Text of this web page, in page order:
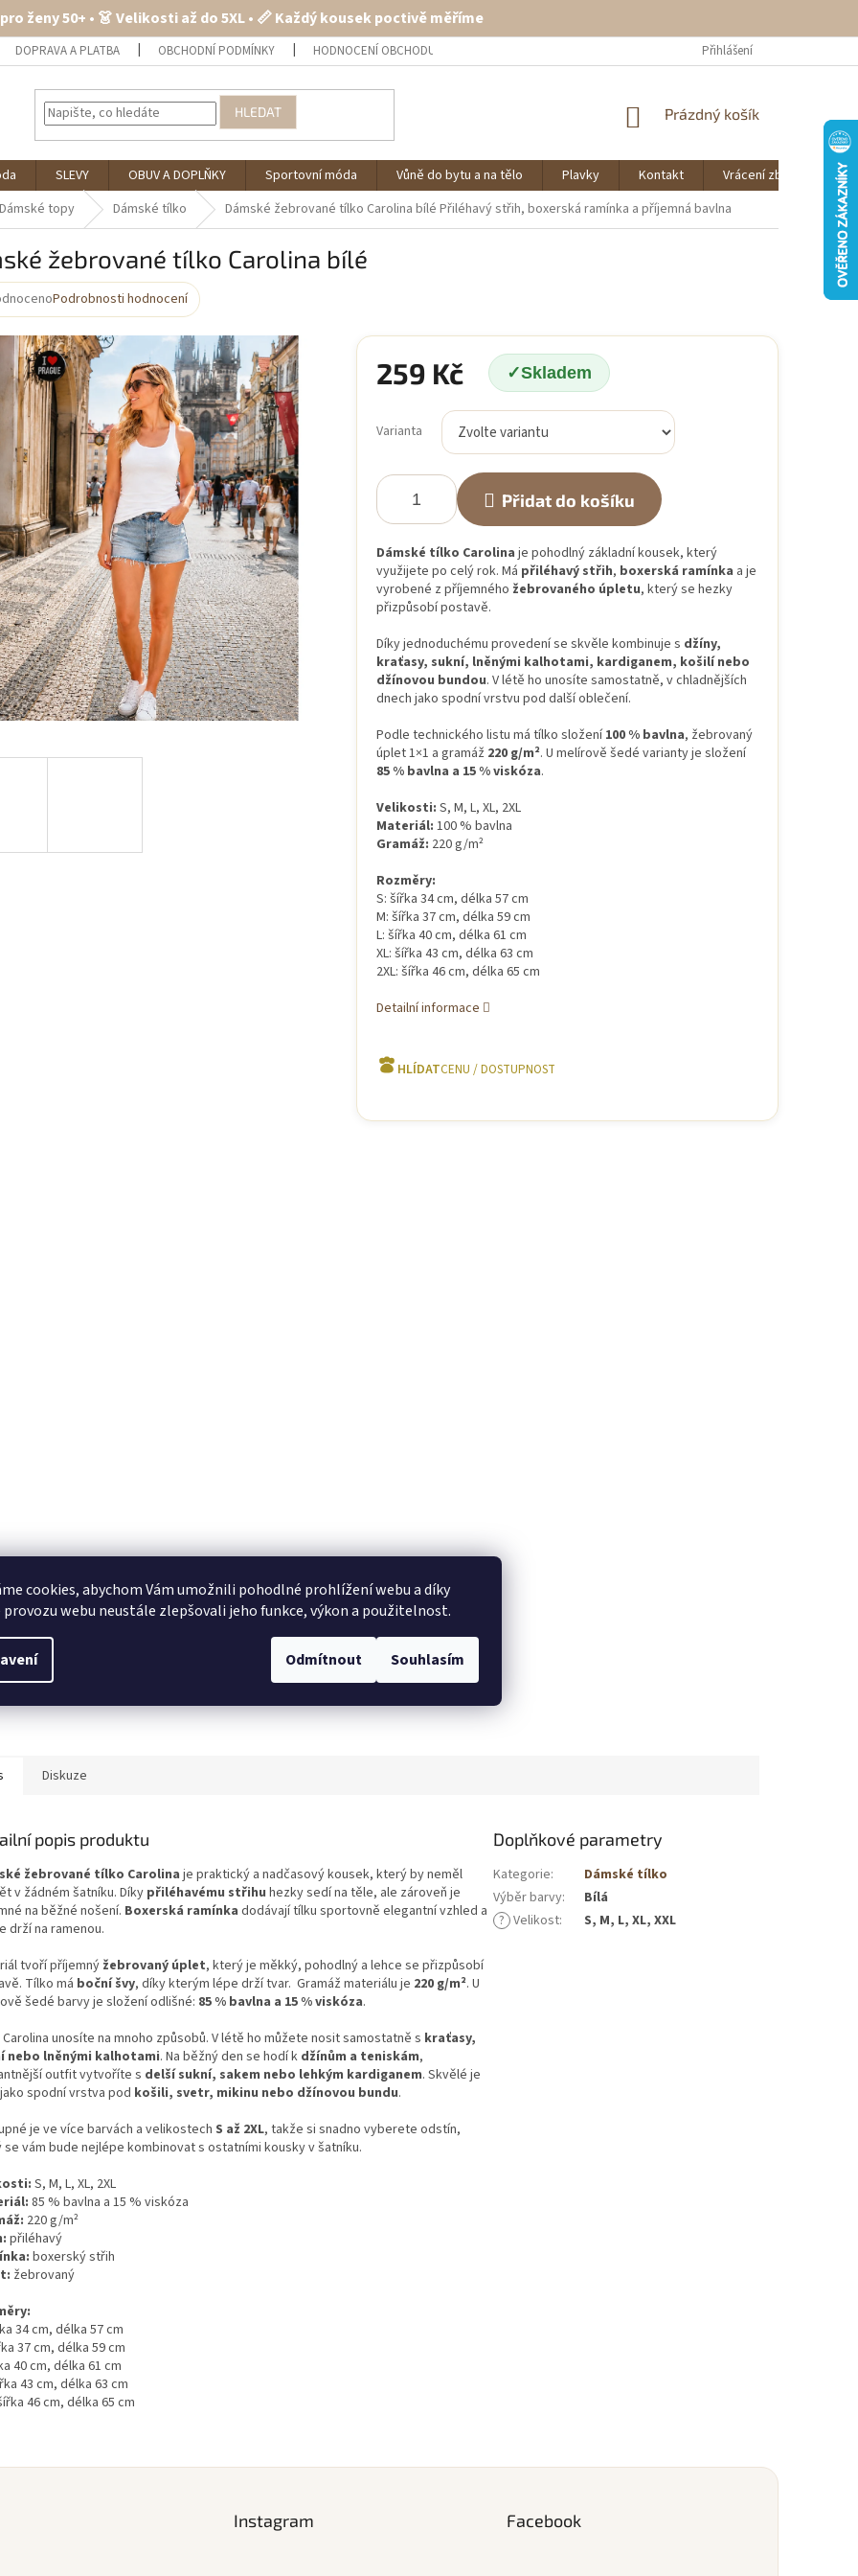
ženy 50+ • 👗 Velikosti až do 5XL • 📏 Každý kousek poctivě měříme
cookies, abychom Vám umožnili pohodlné prohlížení webu a díky
provozu webu neustále zlepšovali jeho funkce, výkon a použitelnost.
Odmítnout Souhlasím
DOPRAVA A PLATBA OBCHODNÍ PODMÍNKY HODNOCENÍ OBCHODU Přihlášení
HLEDAT
NÁKUPNÍ
Prázdný košík
SLEVY OBUV A DOPLŇKY Sportovní móda Vůně do bytu a na tělo Plavky Kontakt Vrácení zboží
O
Dámské topy Dámské tílko Dámské žebrované tílko Carolina bílé Přiléhavý střih, boxerská ramínka a příjemná bavlna
žebrované tílko Carolina bílé
Podrobnosti hodnocení
259 Kč Skladem
cena:
Varianta
Přidat do košíku
Dámské tílko Carolina je pohodlný základní kousek, který
využijete po celý rok. Má přiléhavý střih, boxerská ramínka a je
vyrobené z příjemného žebrovaného úpletu, který se hezky
přizpůsobí postavě.
Díky jednoduchému provedení se skvěle kombinuje s džíny,
kraťasy, sukní, lněnými kalhotami, kardiganem, košilí nebo
džínovou bundou. V létě ho unosíte samostatně, v chladnějších
dnech jako spodní vrstvu pod další oblečení.
Podle technického listu má tílko složení100 % bavlna, žebrovaný
úplet 1×1 a gramáž 220 g/m². U melírově šedé varianty je složení
85 % bavlna a 15 % viskóza.
Velikosti: S, M, L, XL, 2XL
Materiál: 100 % bavlna
Gramáž: 220 g/m²
Rozměry:
S: šířka 34 cm, délka 57 cm
M: šířka 37 cm, délka 59 cm
L: šířka 40 cm, délka 61 cm
XL: šířka 43 cm, délka 63 cm
2XL: šířka 46 cm, délka 65 cm
Detailní informace
HLÍDAT
Diskuze
popis produktu
žebrované tílko Carolina je praktický a nadčasový kousek, který by neměl
v žádném šatníku. Díky přiléhavému střihu hezky sedí na těle, ale zároveň je
na běžné nošení. Boxerská ramínka dodávají tílku sportovně elegantní vzhled a
drží na ramenou.
tvoří příjemnýžebrovaný úplet, který je měkký, pohodlný a lehce se přizpůsobí
Tílko má boční švy, díky kterým lépe drží tvar. Gramáž materiálu je 220 g/m². U
šedé barvy je složení odlišné: 85 % bavlna a 15 % viskóza.
unosíte na mnoho způsobů. V létě ho můžete nosit samostatně s kraťasy,
nebo lněnými kalhotami. Na běžný den se hodí k džínům a teniskám,
outfit vytvoříte s delší sukní, sakem nebo lehkým kardiganem. Skvělé je
spodní vrstva pod košili, svetr, mikinu nebo džínovou bundu.
je ve více barvách a velikostechS až 2XL, takže si snadno vyberete odstín,
vám bude nejlépe kombinovat s ostatními kousky v šatníku.
S, M, L, XL, 2XL
85 % bavlna a 15 % viskóza
220 g/m²
přiléhavý
boxerský střih
žebrovaný
34 cm, délka 57 cm
37 cm, délka 59 cm
40 cm, délka 61 cm
43 cm, délka 63 cm
46 cm, délka 65 cm
Doplňkové parametry
Kategorie:
Dámské tílko
Výběr barvy:
Bílá
? Velikost: S, M, L, XL, XXL
Instagram Facebook